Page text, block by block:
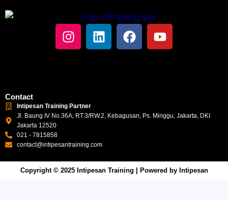
I
n
r
a
L
i
n
F
a
k
Y
o
Contact
Intipesan Training Partner
Jl. Baung IV No.36A, RT.3/RW.2, Kebagusan, Ps. Minggu, Jakarta, DKI
Jakarta 12520
021 - 7815858
contact@intipesantraining.com
Copyright © 2025 Intipesan Training | Powered by Intipesan